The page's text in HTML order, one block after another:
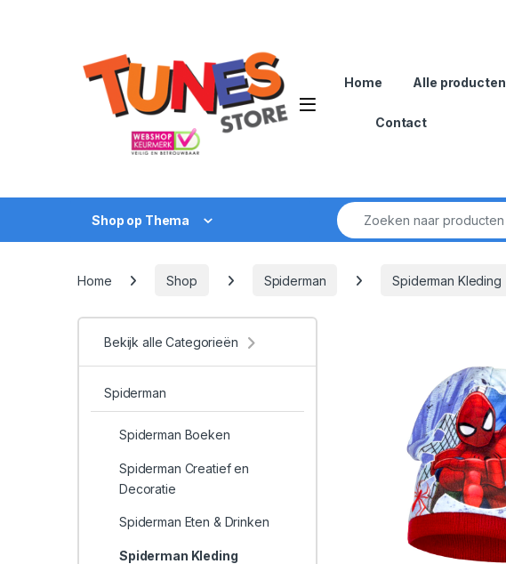
Open
Home Alle producten
Contact
Shop op Thema
Zoek naar:
Home Shop Spiderman Spiderman Kleding
Bekijk alle Categorieën
Spiderman
Spiderman Boeken
Spiderman Creatief en
Decoratie
Spiderman Eten & Drinken
Spiderman Kleding